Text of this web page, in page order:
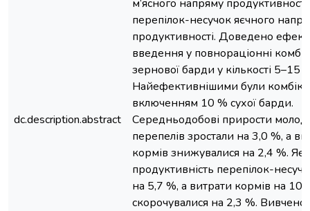
dc.description.abstract
м’ясного напряму продуктивності
перепілок-несучок яєчного
продуктивності. Доведено
введення у повнораціонні
зернової барди у кількості 5–15
Найефективнішими були
включенням 10 % сухої барди.
Середньодобові прирости
перепелів зростали на 3,0 %, а
кормів знижувалися на 2,4 %.
продуктивність перепілок-
на 5,7 %, а витрати кормів на 10
скорочувалися на 2,3 %. Вивчено